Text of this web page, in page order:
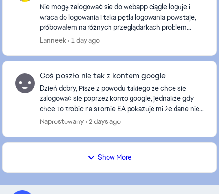
Nie mogę zalogować sie do webapp ciągle loguje i
wraca do logowania i taka pętla logowania powstaje,
próbowałem na różnych przeglądarkach problem
ciągle się powtarza tak samo w trybie incognito,
Lanneek 1 day ago
Coś poszło nie tak z kontem google
Dzień dobry, Pisze z powodu takiego że chce się
zalogować się poprzez konto google, jednakże gdy
chce to zrobic na stornie EA pokazuje mi że dane nie
zostały wpełni wprowadzone a potem "Coś poszło n...
Naprostowany 2 days ago
Show More